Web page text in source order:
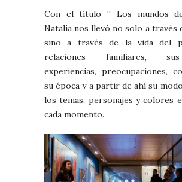
Con el título “ Los mundos de
Natalia nos llevó no solo a través
sino a través de la vida del
relaciones familiares,
experiencias, preocupaciones,
su época y a partir de ahí su
los temas, personajes y colores
cada momento.